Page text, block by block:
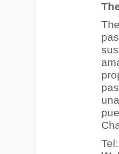
Tel: